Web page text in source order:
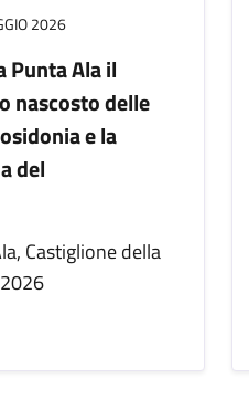
2026
Punta Ala il
nascosto delle
e la
del
Castiglione della